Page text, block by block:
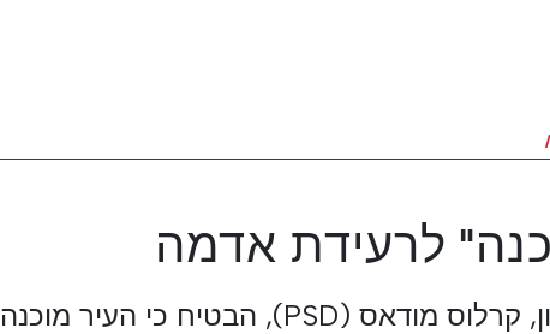
לרעידת אדמה
ראש עיריית ליסבון, קרלוס מודאס (PSD), הבטיח כי העיר מוכנה